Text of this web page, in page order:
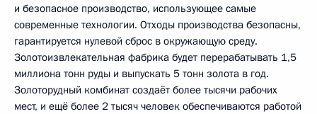
и безопасное производство, использующее самые
современные технологии. Отходы производства безопасны,
гарантируется нулевой сброс в окружающую среду.
Золотоизвлекательная фабрика будет перерабатывать 1,5
миллиона тонн руды и выпускать 5 тонн золота в год.
Золоторудный комбинат создаёт более тысячи рабочих
мест, и ещё более 2 тысяч человек обеспечиваются работой